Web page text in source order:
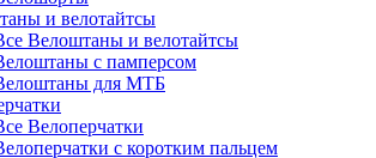
и велотайтсы
Велоштаны и велотайтсы
с памперсом
для МТБ
Велоперчатки
с коротким пальцем